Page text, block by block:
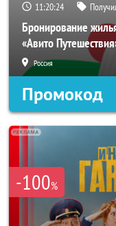
11:20:22
Бронирование
«Авито
Россия
Промокод
-100%